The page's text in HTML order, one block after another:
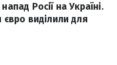
Росії на Україні.
виділили для